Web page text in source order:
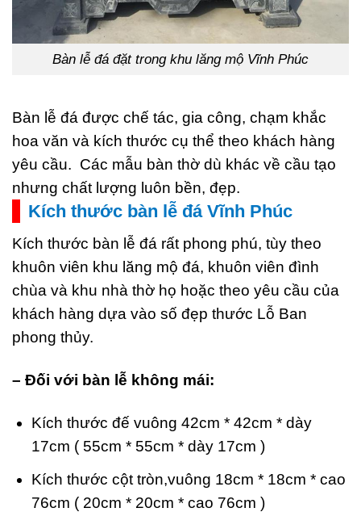
Bàn lễ đá đặt trong khu lăng mộ Vĩnh Phúc
Bàn lễ đá được chế tác, gia công, chạm khắc
hoa văn và kích thước cụ thể theo khách hàng
yêu cầu. Các mẫu bàn thờ dù khác về cầu tạo
nhưng chất lượng luôn bền, đẹp.
Kích thước bàn lễ đá Vĩnh Phúc
Kích thước bàn lễ đá rất phong phú, tùy theo
khuôn viên khu lăng mộ đá, khuôn viên đình
chùa và khu nhà thờ họ hoặc theo yêu cầu của
khách hàng dựa vào số đẹp thước Lỗ Ban
phong thủy.
– Đối với bàn lễ không mái:
Kích thước đế vuông 42cm * 42cm * dày
17cm ( 55cm * 55cm * dày 17cm )
Kích thước cột tròn,vuông 18cm * 18cm * cao
76cm ( 20cm * 20cm * cao 76cm )